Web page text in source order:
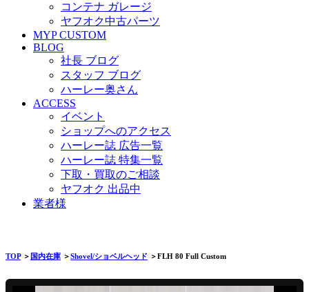
コンテナ ガレージ
ヤフオク中古パーツ
MYP CUSTOM
BLOG
社長 ブログ
スタッフ ブログ
ハーレー奥さん
ACCESS
イベント
ショップへのアクセス
ハーレー誌 広告一覧
ハーレー誌 特集一覧
下取・買取のご相談
ヤフオク 出品中
業者様
TOP＞ 国内在庫 ＞Shovel/ショベルヘッド ＞FLH 80 Full Custom